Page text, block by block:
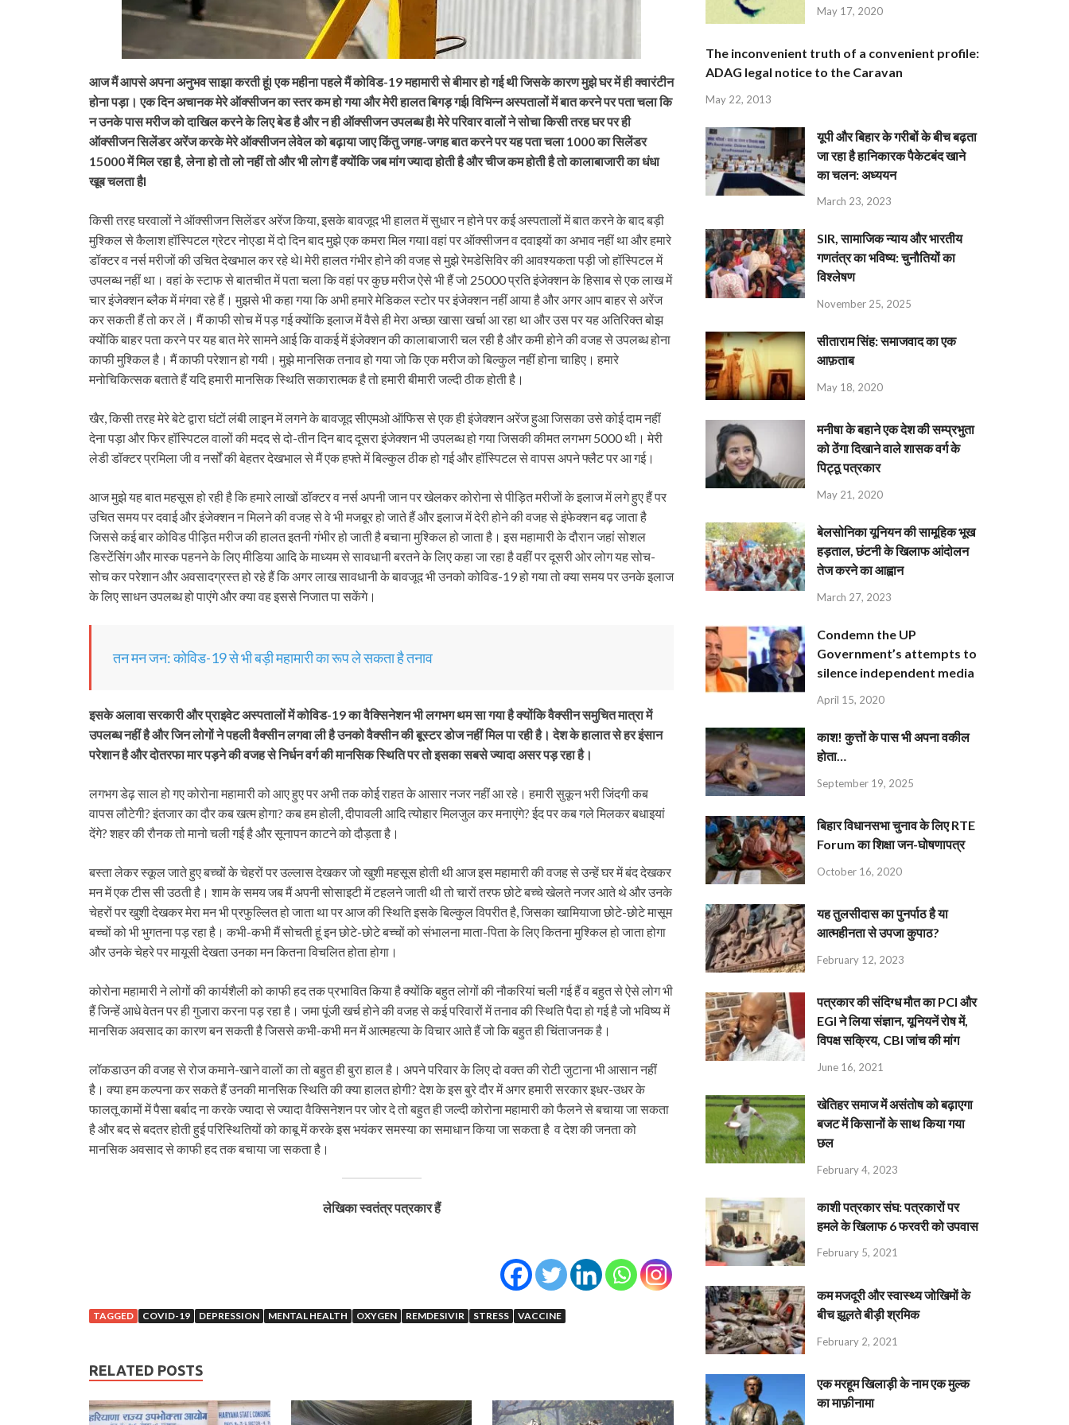
आज मैं आपसे अपना अनुभव साझा करती हूंl एक महीना पहले मैं कोविड-19 महामारी से बीमार हो गई थी जिसके कारण मुझे घर में ही क्वारंटीन
होना पड़ा। एक दिन अचानक मेरे ऑक्सीजन का स्तर कम हो गया और मेरी हालत बिगड़ गईl विभिन्न अस्पतालों में बात करने पर पता चला कि
न उनके पास मरीज को दाखिल करने के लिए बेड है और न ही ऑक्सीजन उपलब्ध हैl मेरे परिवार वालों ने सोचा किसी तरह घर पर ही
ऑक्सीजन सिलेंडर अरेंज करके मेरे ऑक्सीजन लेवेल को बढ़ाया जाए किंतु जगह-जगह बात करने पर यह पता चला 1000 का सिलेंडर
15000 में मिल रहा है, लेना हो तो लो नहीं तो और भी लोग हैं क्योंकि जब मांग ज्यादा होती है और चीज कम होती है तो कालाबाजारी का धंधा
खूब चलता हैl
किसी तरह घरवालों ने ऑक्सीजन सिलेंडर अरेंज किया, इसके बावजूद भी हालत में सुधार न होने पर कई अस्पतालों में बात करने के बाद बड़ी
मुश्किल से कैलाश हॉस्पिटल ग्रेटर नोएडा में दो दिन बाद मुझे एक कमरा मिल गयाl वहां पर ऑक्सीजन व दवाइयों का अभाव नहीं था और हमारे
डॉक्टर व नर्स मरीजों की उचित देखभाल कर रहे थेl मेरी हालत गंभीर होने की वजह से मुझे रेमडेसिविर की आवश्यकता पड़ी जो हॉस्पिटल में
उपलब्ध नहीं था। वहां के स्टाफ से बातचीत में पता चला कि वहां पर कुछ मरीज ऐसे भी हैं जो 25000 प्रति इंजेक्शन के हिसाब से एक लाख में
चार इंजेक्शन ब्लैक में मंगवा रहे हैं। मुझसे भी कहा गया कि अभी हमारे मेडिकल स्टोर पर इंजेक्शन नहीं आया है और अगर आप बाहर से अरेंज
कर सकती हैं तो कर लें। मैं काफी सोच में पड़ गई क्योंकि इलाज में वैसे ही मेरा अच्छा खासा खर्चा आ रहा था और उस पर यह अतिरिक्त बोझ
क्योंकि बाहर पता करने पर यह बात मेरे सामने आई कि वाकई में इंजेक्शन की कालाबाजारी चल रही है और कमी होने की वजह से उपलब्ध होना
काफी मुश्किल है। मैं काफी परेशान हो गयी। मुझे मानसिक तनाव हो गया जो कि एक मरीज को बिल्कुल नहीं होना चाहिए। हमारे
मनोचिकित्सक बताते हैं यदि हमारी मानसिक स्थिति सकारात्मक है तो हमारी बीमारी जल्दी ठीक होती है।
खैर, किसी तरह मेरे बेटे द्वारा घंटों लंबी लाइन में लगने के बावजूद सीएमओ ऑफिस से एक ही इंजेक्शन अरेंज हुआ जिसका उसे कोई दाम नहीं
देना पड़ा और फिर हॉस्पिटल वालों की मदद से दो-तीन दिन बाद दूसरा इंजेक्शन भी उपलब्ध हो गया जिसकी कीमत लगभग 5000 थी। मेरी
लेडी डॉक्टर प्रमिला जी व नर्सों की बेहतर देखभाल से मैं एक हफ्ते में बिल्कुल ठीक हो गई और हॉस्पिटल से वापस अपने फ्लैट पर आ गई।
आज मुझे यह बात महसूस हो रही है कि हमारे लाखों डॉक्टर व नर्स अपनी जान पर खेलकर कोरोना से पीड़ित मरीजों के इलाज में लगे हुए हैं पर
उचित समय पर दवाई और इंजेक्शन न मिलने की वजह से वे भी मजबूर हो जाते हैं और इलाज में देरी होने की वजह से इंफेक्शन बढ़ जाता है
जिससे कई बार कोविड पीड़ित मरीज की हालत इतनी गंभीर हो जाती है बचाना मुश्किल हो जाता है। इस महामारी के दौरान जहां सोशल
डिस्टेंसिंग और मास्क पहनने के लिए मीडिया आदि के माध्यम से सावधानी बरतने के लिए कहा जा रहा है वहीं पर दूसरी ओर लोग यह सोच-
सोच कर परेशान और अवसादग्रस्त हो रहे हैं कि अगर लाख सावधानी के बावजूद भी उनको कोविड-19 हो गया तो क्या समय पर उनके इलाज
के लिए साधन उपलब्ध हो पाएंगे और क्या वह इससे निजात पा सकेंगे।
तन मन जन: कोविड-19 से भी बड़ी महामारी का रूप ले सकता है तनाव
इसके अलावा सरकारी और प्राइवेट अस्पतालों में कोविड-19 का वैक्सि‍नेशन भी लगभग थम सा गया है क्योंकि वैक्सीन समुचित मात्रा में
उपलब्ध नहीं है और जिन लोगों ने पहली वैक्सीन लगवा ली है उनको वैक्सीन की बूस्टर डोज नहीं मिल पा रही है। देश के हालात से हर इंसान
परेशान है और दोतरफा मार पड़ने की वजह से निर्धन वर्ग की मानसिक स्थिति पर तो इसका सबसे ज्यादा असर पड़ रहा है।
लगभग डेढ़ साल हो गए कोरोना महामारी को आए हुए पर अभी तक कोई राहत के आसार नजर नहीं आ रहे। हमारी सुकून भरी जिंदगी कब
वापस लौटेगी? इंतजार का दौर कब खत्म होगा? कब हम होली, दीपावली आदि त्योहार मिलजुल कर मनाएंगे? ईद पर कब गले मिलकर बधाइयां
देंगे? शहर की रौनक तो मानो चली गई है और सूनापन काटने को दौड़ता है।
बस्ता लेकर स्कूल जाते हुए बच्चों के चेहरों पर उल्लास देखकर जो खुशी महसूस होती थी आज इस महामारी की वजह से उन्हें घर में बंद देखकर
मन में एक टीस सी उठती है। शाम के समय जब मैं अपनी सोसाइटी में टहलने जाती थी तो चारों तरफ छोटे बच्चे खेलते नजर आते थे और उनके
चेहरों पर खुशी देखकर मेरा मन भी प्रफुल्लित हो जाता था पर आज की स्थिति इसके बिल्कुल विपरीत है, जिसका खामियाजा छोटे-छोटे मासूम
बच्चों को भी भुगतना पड़ रहा है। कभी-कभी मैं सोचती हूं इन छोटे-छोटे बच्चों को संभालना माता-पिता के लिए कितना मुश्किल हो जाता होगा
और उनके चेहरे पर मायूसी देखता उनका मन कितना विचलित होता होगा।
कोरोना महामारी ने लोगों की कार्यशैली को काफी हद तक प्रभावित किया है क्योंकि बहुत लोगों की नौकरियां चली गई हैं व बहुत से ऐसे लोग भी
हैं जिन्हें आधे वेतन पर ही गुजारा करना पड़ रहा है। जमा पूंजी खर्च होने की वजह से कई परिवारों में तनाव की स्थिति पैदा हो गई है जो भविष्य में
मानसिक अवसाद का कारण बन सकती है जिससे कभी-कभी मन में आत्महत्या के विचार आते हैं जो कि बहुत ही चिंताजनक है।
लॉकडाउन की वजह से रोज कमाने-खाने वालों का तो बहुत ही बुरा हाल है। अपने परिवार के लिए दो वक्त की रोटी जुटाना भी आसान नहीं
है। क्या हम कल्पना कर सकते हैं उनकी मानसिक स्थिति की क्या हालत होगी? देश के इस बुरे दौर में अगर हमारी सरकार इधर-उधर के
फालतू कामों में पैसा बर्बाद ना करके ज्यादा से ज्यादा वैक्सि‍नेशन पर जोर दे तो बहुत ही जल्दी कोरोना महामारी को फैलने से बचाया जा सकता
है और बद से बदतर होती हुई परिस्थितियों को काबू में करके इस भयंकर समस्या का समाधान किया जा सकता है व देश की जनता को
मानसिक अवसाद से काफी हद तक बचाया जा सकता है।
लेखिका स्वतंत्र पत्रकार हैं
TAGGED COVID-19 DEPRESSION MENTAL HEALTH OXYGEN REMDESIVIR STRESS VACCINE
RELATED POSTS
May 17, 2020
The inconvenient truth of a convenient profile:
ADAG legal notice to the Caravan
May 22, 2013
यूपी और बिहार के गरीबों के बीच बढ़ता
जा रहा है हानिकारक पैकेटबंद खाने
का चलन: अध्ययन
March 23, 2023
SIR, सामाजिक न्याय और भारतीय
गणतंत्र का भविष्य: चुनौतियों का
विश्लेषण
November 25, 2025
सीताराम सिंह: समाजवाद का एक
आफ़ताब
May 18, 2020
मनीषा के बहाने एक देश की सम्प्रभुता
को ठेंगा दिखाने वाले शासक वर्ग के
पिट्ठू पत्रकार
May 21, 2020
बेलसोनिका यूनियन की सामूहिक भूख
हड़ताल, छंटनी के खिलाफ आंदोलन
तेज करने का आह्वान
March 27, 2023
Condemn the UP
Government’s attempts to
silence independent media
April 15, 2020
काश! कुत्तों के पास भी अपना वकील
होता…
September 19, 2025
बिहार विधानसभा चुनाव के लिए RTE
Forum का शिक्षा जन-घोषणापत्र
October 16, 2020
यह तुलसीदास का पुनर्पाठ है या
आत्महीनता से उपजा कुपाठ?
February 12, 2023
पत्रकार की संदिग्ध मौत का PCI और
EGI ने लिया संज्ञान, यूनियनें रोष में,
विपक्ष सक्रिय, CBI जांच की मांग
June 16, 2021
खेतिहर समाज में असंतोष को बढ़ाएगा
बजट में किसानों के साथ किया गया
छल
February 4, 2023
काशी पत्रकार संघ: पत्रकारों पर
हमले के खिलाफ 6 फरवरी को उपवास
February 5, 2021
कम मजदूरी और स्वास्थ्य जोखिमों के
बीच झूलते बीड़ी श्रमिक
February 2, 2021
एक मरहूम खिलाड़ी के नाम एक मुल्क
का माफ़ीनामा